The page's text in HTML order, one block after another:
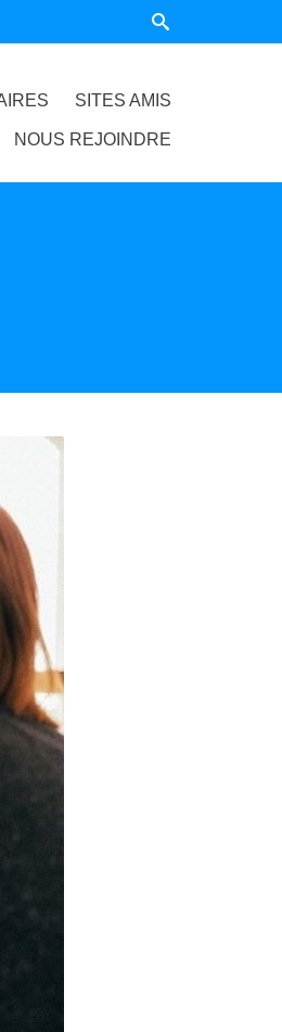
SITES AMIS
NOUS REJOINDRE